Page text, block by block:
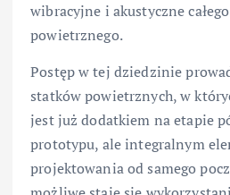
wibracyjne i akustyczne
powietrznego.
Postęp w tej dziedzinie
statków powietrznych, w
jest już dodatkiem na etapie
prototypu, ale integralnym
projektowania od samego